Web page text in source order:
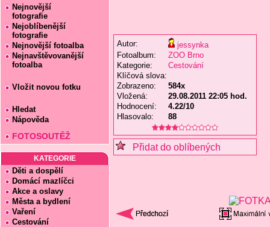
Nejnovější
fotografie
Nejoblíbenější
fotografie
Nejnovější fotoalba
Nejnavštěvovanější
fotoalba
Vložit novou fotku
Hledat
Nápověda
FOTOSOUTĚŽ
KATEGORIE
Děti a dospělí
Domácí mazlíčci
Akce a oslavy
Města a bydlení
Vaření
Cestování
Autor:
jessynka
Fotoalbum:
ZOO Brno
Kategorie:
Cestování
Klíčová slova:
Zobrazeno:
584x
Vložená:
29.08.2011 22:05 hod.
Hodnocení:
4.22/10
Hlasovalo:
88
Přidat do oblíbených